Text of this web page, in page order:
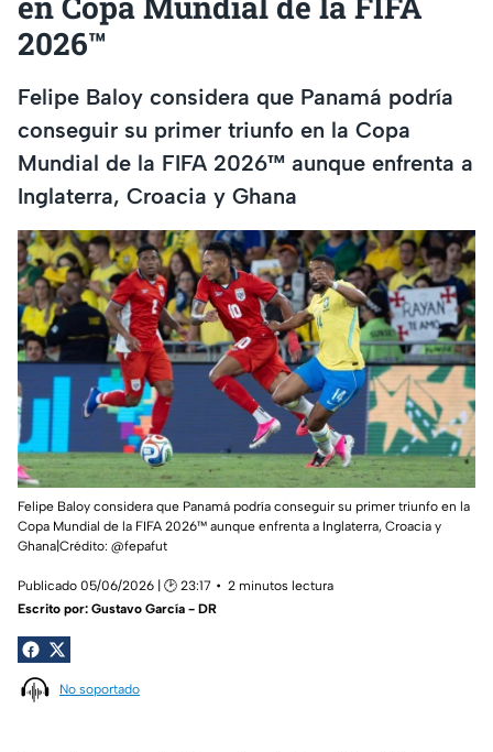
2026™
Felipe Baloy considera que Panamá podría
conseguir su primer triunfo en la Copa
Mundial de la FIFA 2026™ aunque enfrenta a
Inglaterra, Croacia y Ghana
Felipe Baloy considera que Panamá podría conseguir su primer triunfo en la
Copa Mundial de la FIFA 2026™ aunque enfrenta a Inglaterra, Croacia y
Ghana|Crédito: @fepafut
Publicado 05/06/2026 | 🕑 23:17
2 minutos lectura
Escrito por: Gustavo García - DR
No soportado